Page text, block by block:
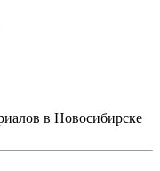
в Новосибирске